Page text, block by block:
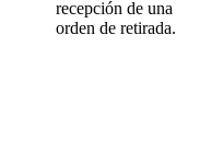
recepción de una
orden de retirada.